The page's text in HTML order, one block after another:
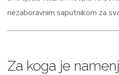
nezaboravnim saputnikom za
Za koga je